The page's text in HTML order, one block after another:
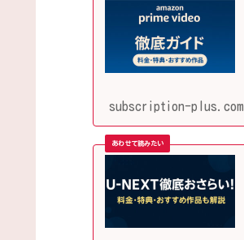
subscription-plus.com